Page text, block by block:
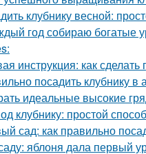
клубнику весной:
год собираю богатые
инструкция: как сделать
посадить клубнику
идеальные высокие
клубнику: простой
сад: как правильно
яблоня дала первый